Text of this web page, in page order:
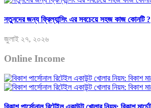
নতুনদের জন্য ফ্রিল্যান্সিং এর সবচেয়ে সহজ কাজ কোনটি ?
জুলাই ২৭, ২০২৬
Online Income